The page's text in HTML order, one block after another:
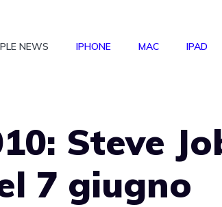
NEWS IPHONE MAC IPAD
Steve
7 giugno